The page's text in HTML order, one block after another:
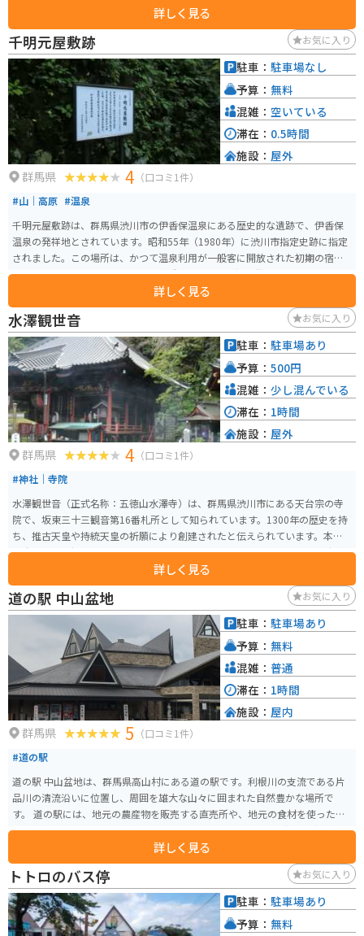
は紅葉がライトアップされ、幻想的な風景が広がります。春の新緑も美し
く、四季折々の自然の変化を楽しむことができるため、年間を通じて訪れる
価値があります。伊香保温泉の散策と共に河鹿橋での自然美を堪能するのが
おすすめです。
詳しく見る
千明元屋敷跡 お気に入り
群馬県 4 （口コミ1件）
#山｜高原 #温泉
千明元屋敷跡は、群馬県渋川市の伊香保温泉にある歴史的な遺跡で、伊香保
温泉の発祥地とされています。昭和55年（1980年）に渋川市指定史跡に指定
されました。この場所は、かつて温泉利用が一般客に開放された初期の宿泊
施設の跡地であり、現在でも石垣が残っています。温泉街からはやや離れた
場所に位置しているため、静かに歴史を感じることができます。周辺には紅
葉が美しい河鹿橋があり、四季折々の自然の美しさを楽しむことができま
す。
詳しく見る
駐車： 駐車場なし
予算： 無料
混雑： 空いている
滞在： 0.5時間
施設： 屋外
水澤観世音 お気に入り
群馬県 4 （口コミ1件）
#神社｜寺院
水澤観世音（正式名称：五徳山水澤寺）は、群馬県渋川市にある天台宗の寺
院で、坂東三十三観音第16番札所として知られています。1300年の歴史を持
ち、推古天皇や持統天皇の祈願により創建されたと伝えられています。本尊
は十一面千手観音菩薩で、心の安寧を求めて多くの参拝者が訪れます。 寺院
の周囲には美しい自然が広がり、四季折々の風景を楽しむことができます。
特に春の桜や秋の紅葉の時期には、多くの観光客が訪れます。また、境内に
は六角堂や水澤不動尊、鐘楼などの見どころも多く、散策しながら歴史と自
然を感じることができます。さらに、近隣には名物の「水沢うどん」を楽し
める飲食店もあり、観光の後の食事にも最適です。
詳しく見る
駐車： 駐車場あり
予算： 500円
混雑： 少し混んでいる
滞在： 1時間
施設： 屋外
道の駅 中山盆地 お気に入り
群馬県 5 （口コミ1件）
#道の駅
道の駅 中山盆地は、群馬県高山村にある道の駅です。利根川の支流である片
品川の清流沿いに位置し、周囲を雄大な山々に囲まれた自然豊かな場所で
す。 道の駅には、地元の農産物を販売する直売所や、地元の食材を使った料
理を提供するレストランがあります。特におすすめは、地元で採れた新鮮な
野菜を使った天ぷらが味わえる「天ぷらの里」です。また、併設されている
「中山ふるさと館」では、地元の歴史や文化について学ぶことができます。
バイクで訪れる場合、道の駅には広くて停めやすい駐車場が完備されていま
す。周辺には、尾瀬や日光などへのツーリングルートも充実しており、休憩
場所としても最適です。春には桜、秋には紅葉と、四季折々の美しい景色を
楽しむことができます。 道の駅 中山盆地を訪れた際には、ぜひ地元の名産品
詳しく見る
駐車： 駐車場あり
予算： 無料
混雑： 普通
滞在： 1時間
施設： 屋内
トトロのバス停 お気に入り
駐車： 駐車場あり
予算： 無料